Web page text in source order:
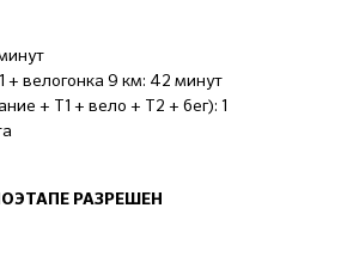
+ велогонка 9 км: 42 минут
+ Т1 + вело + Т2 + бег): 1
РАЗРЕШЕН